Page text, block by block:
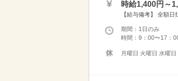
時給1,400円～
【給与備考】 全額
期間：1日のみ
時間：9：00〜17：
月曜日 火曜日 水曜